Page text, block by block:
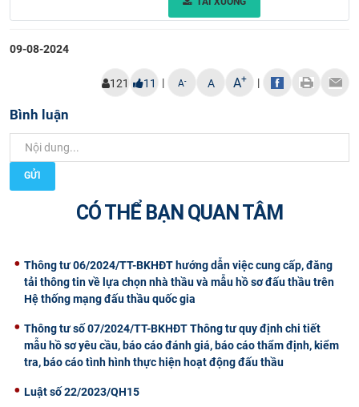
09-08-2024
121 11 | A- A A+ |
Bình luận
GỬI
CÓ THỂ BẠN QUAN TÂM
Thông tư 06/2024/TT-BKHĐT hướng dẫn việc cung cấp, đăng
tải thông tin về lựa chọn nhà thầu và mẫu hồ sơ đấu thầu trên
Hệ thống mạng đấu thầu quốc gia
Thông tư số 07/2024/TT-BKHĐT Thông tư quy định chi tiết
mẫu hồ sơ yêu cầu, báo cáo đánh giá, báo cáo thẩm định, kiểm
tra, báo cáo tình hình thực hiện hoạt động đấu thầu
Luật số 22/2023/QH15